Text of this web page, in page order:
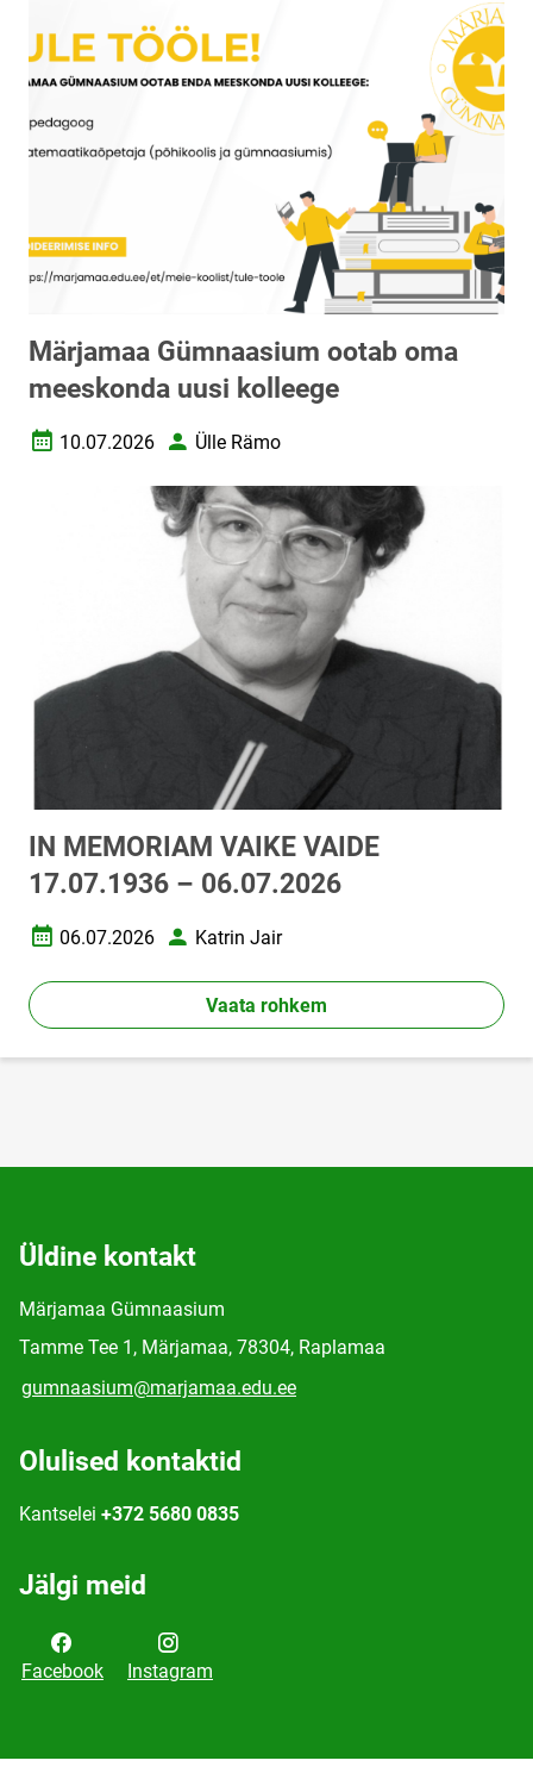
Märjamaa Gümnaasium ootab oma
meeskonda uusi kolleege
Loomise kuupäev
10.07.2026 AutorÜlle Rämo
IN MEMORIAM VAIKE VAIDE
17.07.1936 – 06.07.2026
Loomise kuupäev
06.07.2026 AutorKatrin Jair
Vaata rohkem
Üldine kontakt
Märjamaa Gümnaasium
Tamme Tee 1, Märjamaa, 78304, Raplamaa
gumnaasium@marjamaa.edu.ee
Olulised kontaktid
Kantselei +372 5680 0835
Jälgi meid
Facebook Instagram